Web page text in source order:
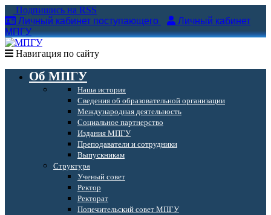
Подпишись на RSS
Личный кабинет поступающего
Личный кабинет
МПГУ
Навигация по сайту
Об МПГУ
Наша история
Сведения об образовательной организации
Международная деятельность
Социальное партнерство
Издания МПГУ
Преподаватели и сотрудники
Выпускникам
Структура
Ученый совет
Ректор
Ректорат
Попечительский совет МПГУ